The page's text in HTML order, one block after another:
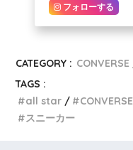
フォローする
CATEGORY : CONVERSE
TAGS :
all star
CONVERSE
スニーカー